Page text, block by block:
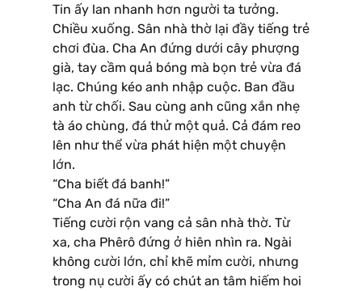
Tin ấy lan nhanh hơn người ta tưởng.
Chiều xuống. Sân nhà thờ lại đầy tiếng trẻ
chơi đùa. Cha An đứng dưới cây phượng
già, tay cầm quả bóng mà bọn trẻ vừa đá
lạc. Chúng kéo anh nhập cuộc. Ban đầu
anh từ chối. Sau cùng anh cũng xắn nhẹ
tà áo chùng, đá thử một quả. Cả đám reo
lên như thể vừa phát hiện một chuyện
lớn.
“Cha biết đá banh!”
“Cha An đá nữa đi!”
Tiếng cười rộn vang cả sân nhà thờ. Từ
xa, cha Phêrô đứng ở hiên nhìn ra. Ngài
không cười lớn, chỉ khẽ mỉm cười, nhưng
trong nụ cười ấy có chút an tâm hiếm hoi